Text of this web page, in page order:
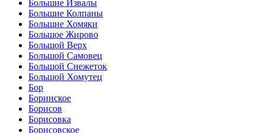
Большие Извалы
Большие Колпаны
Большие Хомяки
Большое Жирово
Большой Верх
Большой Самовец
Большой Снежеток
Большой Хомутец
Бор
Боринское
Борисов
Борисовка
Борисовское